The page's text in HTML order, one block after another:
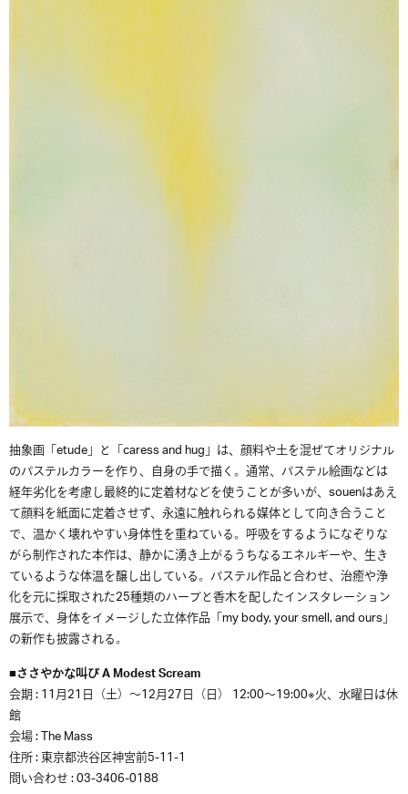
抽象画「etude」と「caress and hug」は、顔料や土を混ぜてオリジナル
のパステルカラーを作り、自身の手で描く。通常、パステル絵画などは
経年劣化を考慮し最終的に定着材などを使うことが多いが、souenはあえ
て顔料を紙面に定着させず、永遠に触れられる媒体として向き合うこと
で、温かく壊れやすい身体性を重ねている。呼吸をするようになぞりな
がら制作された本作は、静かに湧き上がるうちなるエネルギーや、生き
ているような体温を醸し出している。パステル作品と合わせ、治癒や浄
化を元に採取された25種類のハーブと香木を配したインスタレーション
展示で、身体をイメージした立体作品「my body, your smell, and ours」
の新作も披露される。
■ささやかな叫び A Modest Scream
会期 : 11月21日（土）〜12月27日（日） 12:00〜19:00※火、水曜日は休
館
会場 : The Mass
住所 : 東京都渋谷区神宮前5-11-1
問い合わせ : 03-3406-0188